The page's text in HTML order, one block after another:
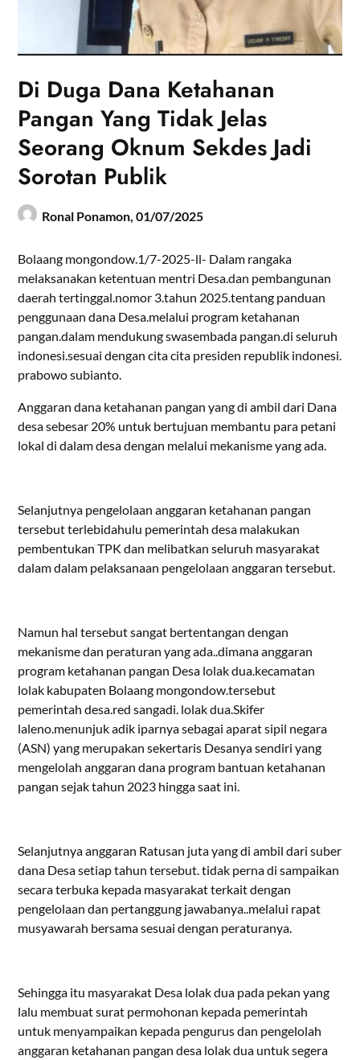
Di Duga Dana Ketahanan
Pangan Yang Tidak Jelas
Seorang Oknum Sekdes Jadi
Sorotan Publik
Ronal Ponamon,01/07/2025
Bolaang mongondow.1/7-2025-ll- Dalam rangaka
melaksanakan ketentuan mentri Desa.dan pembangunan
daerah tertinggal.nomor 3.tahun 2025.tentang panduan
penggunaan dana Desa.melalui program ketahanan
pangan.dalam mendukung swasembada pangan.di seluruh
indonesi.sesuai dengan cita cita presiden republik indonesi.
prabowo subianto.
Anggaran dana ketahanan pangan yang di ambil dari Dana
desa sebesar 20% untuk bertujuan membantu para petani
lokal di dalam desa dengan melalui mekanisme yang ada.
Selanjutnya pengelolaan anggaran ketahanan pangan
tersebut terlebidahulu pemerintah desa malakukan
pembentukan TPK dan melibatkan seluruh masyarakat
dalam dalam pelaksanaan pengelolaan anggaran tersebut.
Namun hal tersebut sangat bertentangan dengan
mekanisme dan peraturan yang ada..dimana anggaran
program ketahanan pangan Desa lolak dua.kecamatan
lolak kabupaten Bolaang mongondow.tersebut
pemerintah desa.red sangadi. lolak dua.Skifer
laleno.menunjuk adik iparnya sebagai aparat sipil negara
(ASN) yang merupakan sekertaris Desanya sendiri yang
mengelolah anggaran dana program bantuan ketahanan
pangan sejak tahun 2023 hingga saat ini.
Selanjutnya anggaran Ratusan juta yang di ambil dari suber
dana Desa setiap tahun tersebut. tidak perna di sampaikan
secara terbuka kepada masyarakat terkait dengan
pengelolaan dan pertanggung jawabanya..melalui rapat
musyawarah bersama sesuai dengan peraturanya.
Sehingga itu masyarakat Desa lolak dua pada pekan yang
lalu membuat surat permohonan kepada pemerintah
untuk menyampaikan kepada pengurus dan pengelolah
anggaran ketahanan pangan desa lolak dua untuk segera